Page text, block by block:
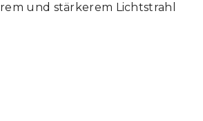
und stärkerem Lichtstrahl